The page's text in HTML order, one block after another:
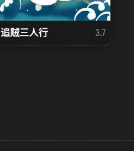
追贼三人行 3.7